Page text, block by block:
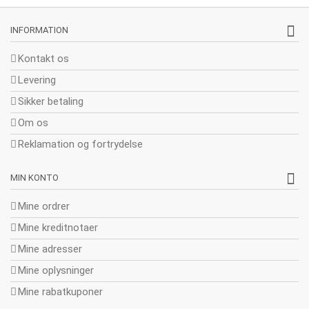
INFORMATION
Kontakt os
Levering
Sikker betaling
Om os
Reklamation og fortrydelse
MIN KONTO
Mine ordrer
Mine kreditnotaer
Mine adresser
Mine oplysninger
Mine rabatkuponer